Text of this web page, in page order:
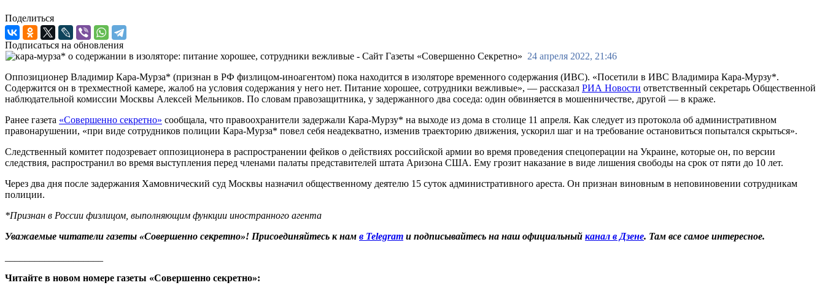
Поделиться
Подписаться на обновления
24 апреля 2022, 21:46
Оппозиционер Владимир Кара-Мурза* (признан в РФ физлицом-иноагентом) пока находится в изоляторе временного содержания (ИВС). «Посетили в ИВС Владимира Кара-Мурзу*.
Содержится он в трехместной камере, жалоб на условия содержания у него нет. Питание хорошее, сотрудники вежливые», — рассказал РИА Новости ответственный секретарь Общественной
наблюдательной комиссии Москвы Алексей Мельников. По словам правозащитника, у задержанного два соседа: один обвиняется в мошенничестве, другой — в краже.
Ранее газета «Совершенно секретно» сообщала, что правоохранители задержали Кара-Мурзу* на выходе из дома в столице 11 апреля. Как следует из протокола об административном
правонарушении, «при виде сотрудников полиции Кара-Мурза* повел себя неадекватно, изменив траекторию движения, ускорил шаг и на требование остановиться попытался скрыться».
Следственный комитет подозревает оппозиционера в распространении фейков о действиях российской армии во время проведения спецоперации на Украине, которые он, по версии
следствия, распространил во время выступления перед членами палаты представителей штата Аризона США. Ему грозит наказание в виде лишения свободы на срок от пяти до 10 лет.
Через два дня после задержания Хамовнический суд Москвы назначил общественному деятелю 15 суток административного ареста. Он признан виновным в неповиновении сотрудникам
полиции.
*Признан в России физлицом, выполняющим функции иностранного агента
Уважаемые читатели газеты «Совершенно секретно»! Присоединяйтесь к нам в Telegram и подписывайтесь на наш официальный канал в Дзене. Там все самое интересное.
Читайте в новом номере газеты «Совершенно секретно»: